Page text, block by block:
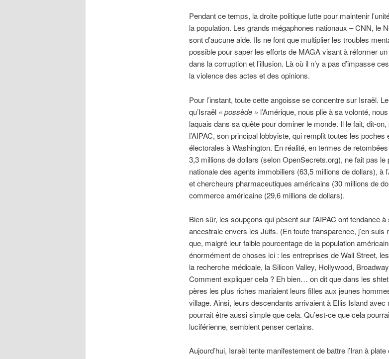
Pendant ce temps, la droite politique lutte pour maintenir
la population. Les grands mégaphones nationaux – CNN, le
sont d’aucune aide. Ils ne font que multiplier les troubles
possible pour saper les efforts de MAGA visant à réformer
dans la corruption et l’illusion. Là où il n’y a pas d’impasse
la violence des actes et des opinions.
Pour l’instant, toute cette angoisse se concentre sur Israël.
qu’Israël « possède » l’Amérique, nous plie à sa volonté,
laquais dans sa quête pour dominer le monde. Il le fait, dit-on,
l’AIPAC, son principal lobbyiste, qui remplit toutes les
électorales à Washington. En réalité, en termes de retombées
3,3 millions de dollars (selon OpenSecrets.org), ne fait pas le
nationale des agents immobiliers (63,5 millions de dollars), à
et chercheurs pharmaceutiques américains (30 millions de
commerce américaine (29,6 millions de dollars).
Bien sûr, les soupçons qui pèsent sur l’AIPAC ont tendance
ancestrale envers les Juifs. (En toute transparence, j’en
que, malgré leur faible pourcentage de la population
énormément de choses ici : les entreprises de Wall Street,
la recherche médicale, la Silicon Valley, Hollywood,
Comment expliquer cela ? Eh bien… on dit que dans les
pères les plus riches mariaient leurs filles aux jeunes
village. Ainsi, leurs descendants arrivaient à Ellis Island avec
pourrait être aussi simple que cela. Qu’est-ce que cela
luciférienne, semblent penser certains.
Aujourd’hui, Israël tente manifestement de battre l’Iran à